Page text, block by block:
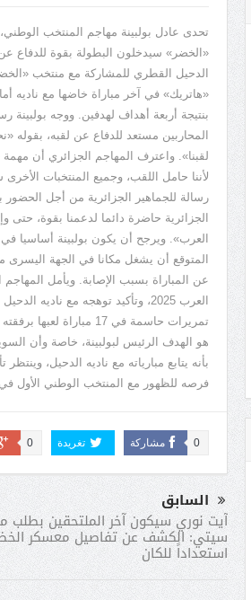
تحدى عادل بولبينة مهاجم المنتخب
«الخضر » سيدخلون البطولة بقوة للدفاع
الدحيل القطري للمشاركة مع منتخب «
«هاتريك» في آخر مباراة خاضها مع ناديه
بنتيجة أربعة أهداف لهدفين ووجه بولبينة
المحاربين مستعد للدفاع عن لقبه، بقوله «
لقبنا». واعترف المهاجم الجزائري أن مهمة
لأننا حامل اللقب، وجميع المنتخبات
رسالة للجماهير الجزائرية من أجل الحضور
الجزائرية حاضرة دائما لدعمنا بقوة،
العرب». ويرجح أن يكون بولبينة أساسيا
المتوقع أن يشغل مكانا في الجهة اليسرى
عن المباراة بسبب الإصابة ويأمل المهاجم
العرب
، وتأكيد توهجه مع ناديه
تمريرات حاسمة في
مباراة لعبها
هو الهدف الرئيس لبولبينة، خاصة وأن
بأنه يتابع مبارياته مع ناديه الدحيل،
فرصه للظهور مع المنتخب الوطني الأول في
مشاركة 0 تغريدة 0
السابق
آيت نوري سيكون آخر الملتحقين بطلب
سيتي: الكشف عن تفاصيل معسكر
استعداداً للكان